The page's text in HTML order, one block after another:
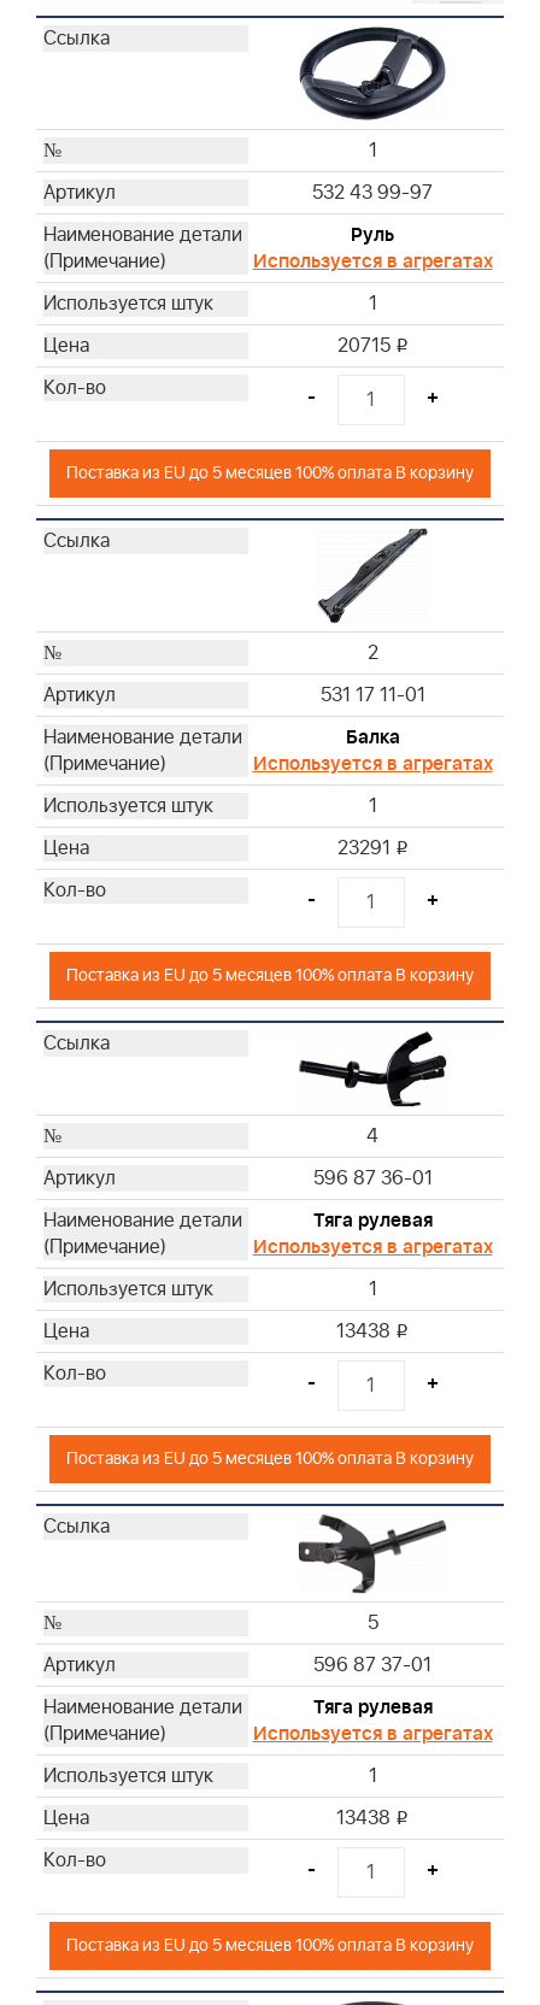
28
58
61
63
68
69
70
75
76
1
532 43 99-97
Руль
Используется в агрегатах
1
20715 i
- +
Поставка из EU до 5 месяцев 100% оплата В корзину
2
531 17 11-01
Балка
Используется в агрегатах
1
23291 i
- +
Поставка из EU до 5 месяцев 100% оплата В корзину
4
596 87 36-01
Тяга рулевая
Используется в агрегатах
1
13438 i
- +
Поставка из EU до 5 месяцев 100% оплата В корзину
5
596 87 37-01
Тяга рулевая
Используется в агрегатах
1
13438 i
- +
Поставка из EU до 5 месяцев 100% оплата В корзину